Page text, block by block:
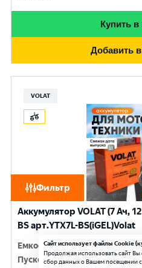
Фильтр
Купить в
Добавить
VOLAT
Аккумулятор VOLAT (7 Ач,
BS арт.YTX7L-BS(iGEL)Volat
Емкость:7 Ач
Пусковой ток:100 A
Сайт использует файлы Cookie
Продолжая использовать сайт Вы
сбор данных о Вашем посещении